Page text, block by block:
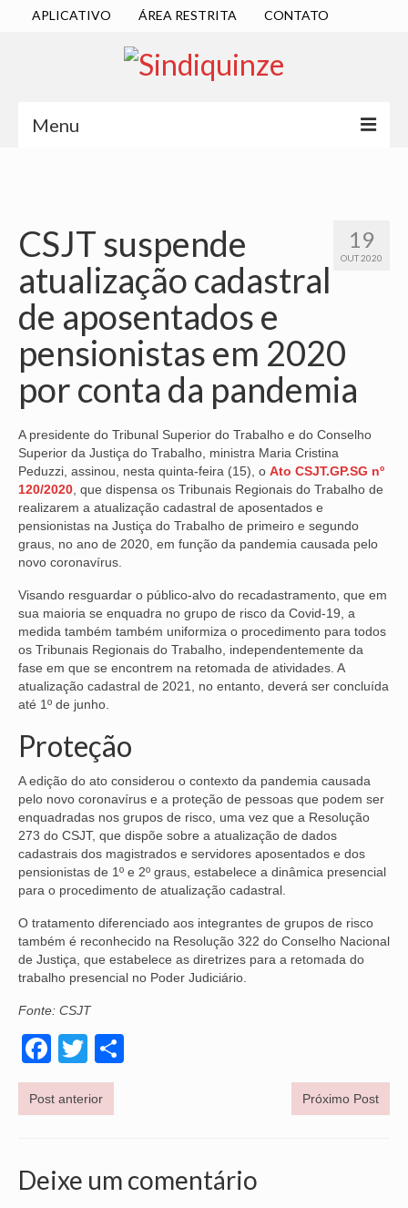
APLICATIVO ÁREA RESTRITA CONTATO
Menu
DIRETORIA EXECUTIVA
ESTATUTO
ATAS
LOCALIZAÇÃO
QUEM SOMOS
NOSSA HISTÓRIA
SUBSEDES
ARAÇATUBA
BAURU
RIBEIRÃO PRETO
SÃO JOSÉ DOS CAMPOS
SÃO JOSÉ DO RIO PRETO
SOROCABA
NOTÍCIAS
BOLETIM
VÍDEOS
CONVÊNIOS
SINDICALIZE-SE
JURÍDICO
APOSENTADOS
ANALISTAS JUDICIÁRIOS
LGBTQIA+
19
OUT 2020
CSJT suspende
atualização cadastral
de aposentados e
pensionistas em 2020
por conta da pandemia
A presidente do Tribunal Superior do Trabalho e do Conselho
Superior da Justiça do Trabalho, ministra Maria Cristina
Peduzzi, assinou, nesta quinta-feira (15), o Ato CSJT.GP.SG nº
120/2020 , que dispensa os Tribunais Regionais do Trabalho de
realizarem a atualização cadastral de aposentados e
pensionistas na Justiça do Trabalho de primeiro e segundo
graus, no ano de 2020, em função da pandemia causada pelo
novo coronavírus.
Visando resguardar o público-alvo do recadastramento, que em
sua maioria se enquadra no grupo de risco da Covid-19, a
medida também também uniformiza o procedimento para todos
os Tribunais Regionais do Trabalho, independentemente da
fase em que se encontrem na retomada de atividades. A
atualização cadastral de 2021, no entanto, deverá ser concluída
até 1º de junho.
Proteção
A edição do ato considerou o contexto da pandemia causada
pelo novo coronavírus e a proteção de pessoas que podem ser
enquadradas nos grupos de risco, uma vez que a Resolução
273 do CSJT, que dispõe sobre a atualização de dados
cadastrais dos magistrados e servidores aposentados e dos
pensionistas de 1º e 2º graus, estabelece a dinâmica presencial
para o procedimento de atualização cadastral.
O tratamento diferenciado aos integrantes de grupos de risco
também é reconhecido na Resolução 322 do Conselho Nacional
de Justiça, que estabelece as diretrizes para a retomada do
trabalho presencial no Poder Judiciário.
Fonte: CSJT
Facebook
Twitter
Post anterior Próximo Post
Deixe um comentário